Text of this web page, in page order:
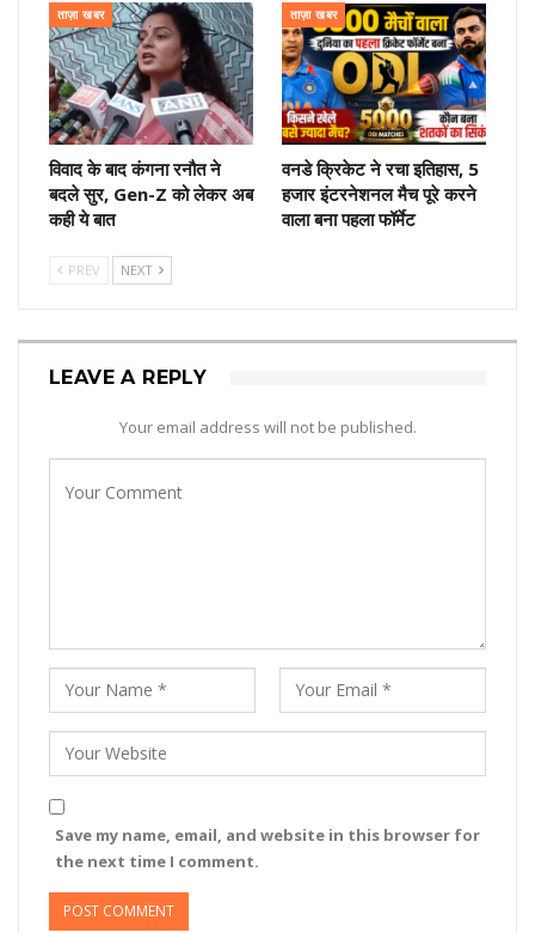
ताज़ा खबर
विवाद के बाद कंगना रनौत ने
बदले सुर, Gen-Z को लेकर अब
कही ये बात
ताज़ा खबर
वनडे क्रिकेट ने रचा इतिहास, 5
हजार इंटरनेशनल मैच पूरे करने
वाला बना पहला फॉर्मेट
PREV NEXT
LEAVE A REPLY
Your email address will not be published.
Save my name, email, and website in this browser for
the next time I comment.